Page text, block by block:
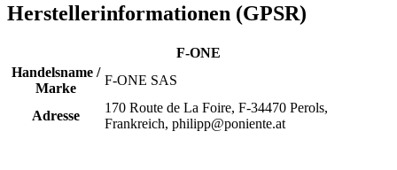
Herstellerinformationen (GPSR)
F-ONE
Handelsname /
Marke
F-ONE SAS
Adresse
170 Route de La Foire, F-34470 Perols,
Frankreich, philipp@poniente.at